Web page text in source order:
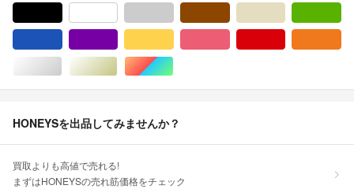
シルバー/銀色系ゴールド/金色系マルチカラー
HONEYSを出品してみませんか？
買取よりも高値で売れる!
まずはHONEYSの売れ筋価格をチェック